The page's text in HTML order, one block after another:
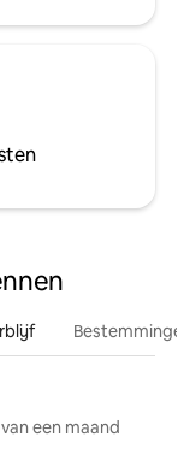
een maand